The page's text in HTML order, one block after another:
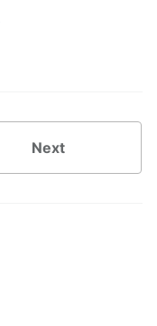
Next